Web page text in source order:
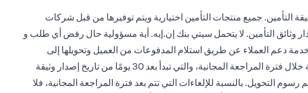
جميع منتجات التأمين اختيارية ويتم توفيرها من قبل شركات
وثائق التأمين. لا يتحمل سيتي بنك إن.إيه. أية مسؤولية حال رفض أي طلب و
خدمة دعم العملاء عن طريق استلام المدفوعات من العميل وتحويلها إلى
شركة التأمين، بالإضافة إلى إتاحة منتجات التأمين هذه للعملاء. يحق للعملاء إلغاء وثائق التأمين في أي وقت. إذا تم إلغاء الوثيقة خلال فترة المراجعة المجانية، والتي تبدأ بعد 30 يومًا من تاريخ إصدار وثيقة
التحويل. بالنسبة للإلغاءات التي تتم بعد فترة المراجعة المجانية، فلا